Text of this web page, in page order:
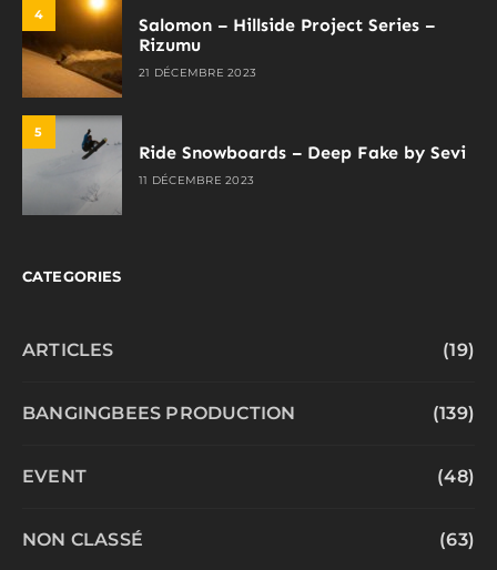
4
Salomon – Hillside Project Series –
Rizumu
21 DÉCEMBRE 2023
5
Ride Snowboards – Deep Fake by Sevi
11 DÉCEMBRE 2023
CATEGORIES
ARTICLES (19)
BANGINGBEES PRODUCTION (139)
EVENT (48)
NON CLASSÉ (63)